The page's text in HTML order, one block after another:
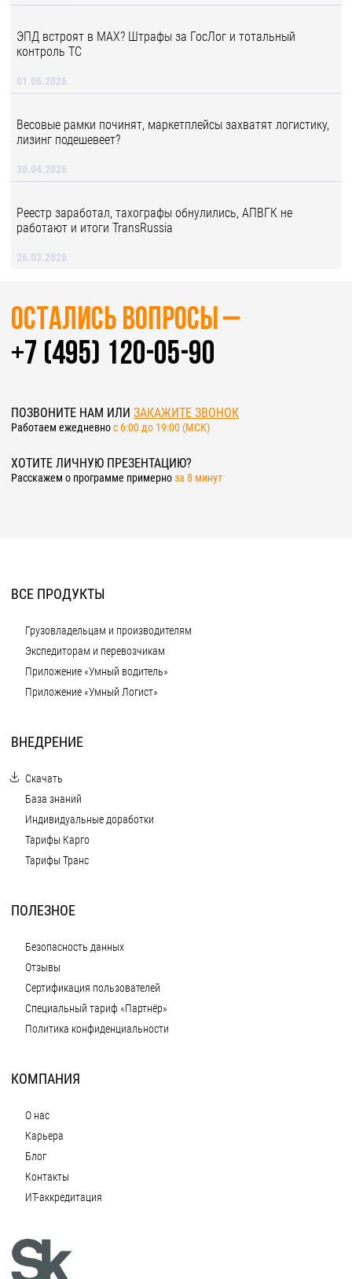
ЭПД встроят в MAX? Штрафы за ГосЛог и тотальный
контроль ТС
01.06.2026
Весовые рамки починят, маркетплейсы захватят логистику,
лизинг подешевеет?
30.04.2026
Реестр заработал, тахографы обнулились, АПВГК не
работают и итоги TransRussia
26.03.2026
Остались вопросы –
+7 (495) 120-05-90
ПОЗВОНИТЕ НАМ ИЛИ ЗАКАЖИТЕ ЗВОНОК
Работаем ежедневноc 6:00 до 19:00 (МСК)
ХОТИТЕ ЛИЧНУЮ ПРЕЗЕНТАЦИЮ?
Расскажем о программе примерноза 8 минут
ВСЕ ПРОДУКТЫ
Грузовладельцам и производителям
Экспедиторам и перевозчикам
Приложение «Умный водитель»
Приложение «Умный Логист»
ВНЕДРЕНИЕ
Скачать
База знаний
Индивидуальные доработки
Тарифы Карго
Тарифы Транс
ПОЛЕЗНОЕ
Безопасность данных
Отзывы
Сертификация пользователей
Специальный тариф «Партнёр»
Политика конфиденциальности
КОМПАНИЯ
О нас
Карьера
Блог
Контакты
ИТ-аккредитация